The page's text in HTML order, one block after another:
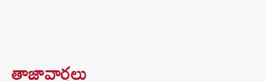
తాజావార్తలు